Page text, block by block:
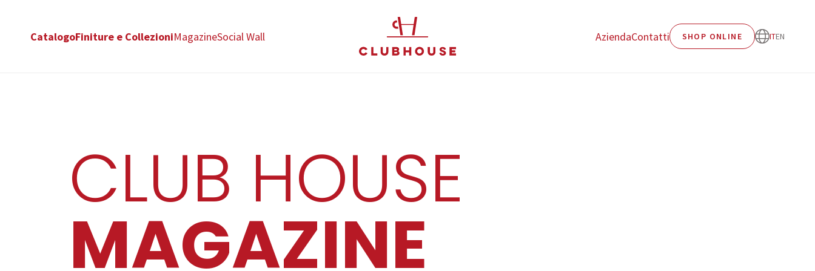
CatalogoFiniture e CollezioniMagazineSocial Wall AziendaContatti SHOP ONLINE ITEN
CLUB HOUSE
MAGAZINE